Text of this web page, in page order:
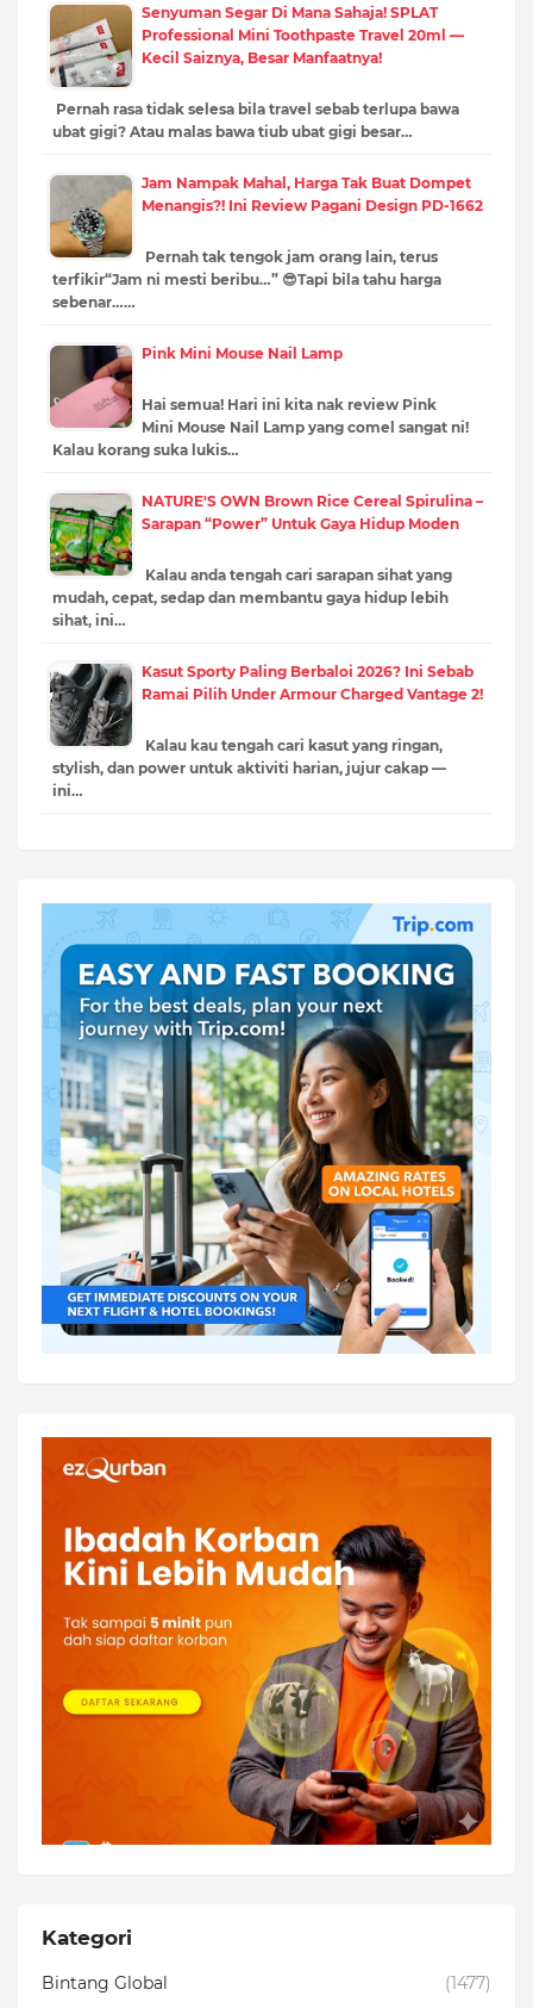
Senyuman Segar Di Mana Sahaja! SPLAT
Professional Mini Toothpaste Travel 20ml —
Kecil Saiznya, Besar Manfaatnya!
Pernah rasa tidak selesa bila travel sebab terlupa bawa
ubat gigi? Atau malas bawa tiub ubat gigi besar…
Jam Nampak Mahal, Harga Tak Buat Dompet
Menangis?! Ini Review Pagani Design PD-1662
Pernah tak tengok jam orang lain, terus
terfikir“Jam ni mesti beribu…” 😎Tapi bila tahu harga
sebenar……
Pink Mini Mouse Nail Lamp
Hai semua! Hari ini kita nak review Pink
Mini Mouse Nail Lamp yang comel sangat ni!
Kalau korang suka lukis…
NATURE'S OWN Brown Rice Cereal Spirulina –
Sarapan “Power” Untuk Gaya Hidup Moden
Kalau anda tengah cari sarapan sihat yang
mudah, cepat, sedap dan membantu gaya hidup lebih
sihat, ini…
Kasut Sporty Paling Berbaloi 2026? Ini Sebab
Ramai Pilih Under Armour Charged Vantage 2!
Kalau kau tengah cari kasut yang ringan,
stylish, dan power untuk aktiviti harian, jujur cakap —
ini…
Kategori
Bintang Global (1477)